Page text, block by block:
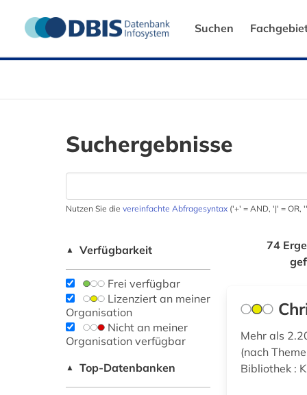
Suchen
Suchergebnisse
Nutzen Sie die vereinfachte Abfragesyntax ('+' = AND, '|' = OR,
▲ Verfügbarkeit
Frei verfügbar
Lizenziert an meiner
Organisation
Nicht an meiner
Organisation verfügbar
▲ Top-Datenbanken
74
Mehr als
(nach
Bibliothek :